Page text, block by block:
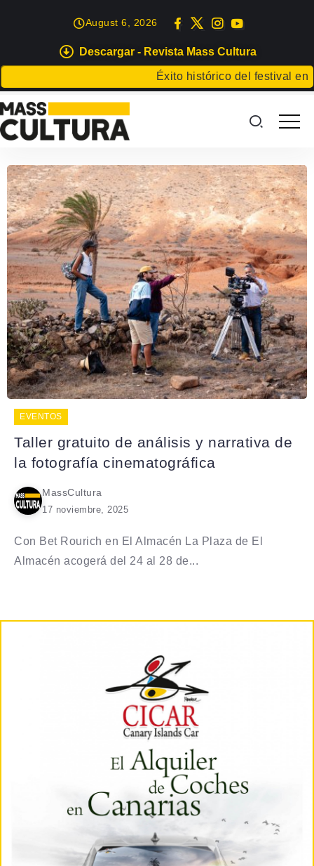
Descargar - Revista Mass Cultura
Éxito histórico del festival en
August 6, 2026
EVENTOS
Taller gratuito de análisis y narrativa de
la fotografía cinematográfica
MassCultura
17 noviembre, 2025
Con Bet Rourich en El Almacén La Plaza de El
Almacén acogerá del 24 al 28 de...